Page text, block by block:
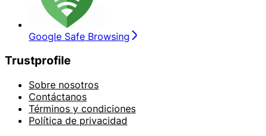
Google Safe Browsing
Trustprofile
Sobre nosotros
Contáctanos
Términos y condiciones
Política de privacidad